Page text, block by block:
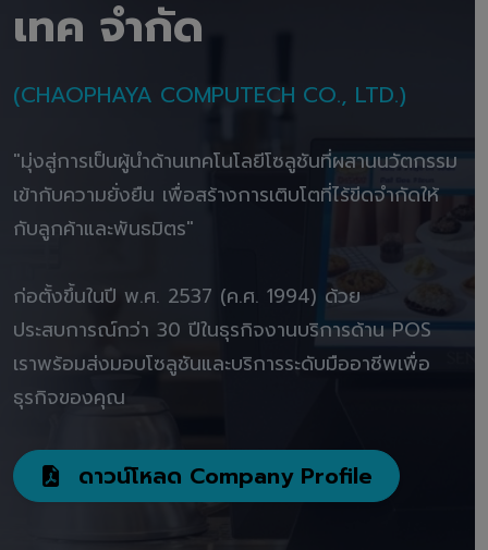
เทค จำกัด
(CHAOPHAYA COMPUTECH CO., LTD.)
"มุ่งสู่การเป็นผู้นำด้านเทคโนโลยีโซลูชันที่ผสานนวัตกรรม
เข้ากับความยั่งยืน เพื่อสร้างการเติบโตที่ไร้ขีดจำกัดให้
กับลูกค้าและพันธมิตร"
ก่อตั้งขึ้นในปี พ.ศ. 2537 (ค.ศ. 1994) ด้วย
ประสบการณ์กว่า 30 ปีในธุรกิจงานบริการด้าน POS
เราพร้อมส่งมอบโซลูชันและบริการระดับมืออาชีพเพื่อ
ธุรกิจของคุณ
ดาวน์โหลด Company Profile